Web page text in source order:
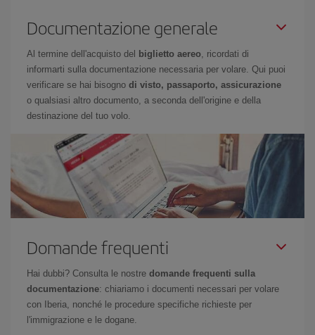
Documentazione generale
Al termine dell'acquisto del biglietto aereo, ricordati di
informarti sulla documentazione necessaria per volare. Qui puoi
verificare se hai bisogno di visto, passaporto, assicurazione
o qualsiasi altro documento, a seconda dell'origine e della
destinazione del tuo volo.
Domande frequenti
Hai dubbi? Consulta le nostre domande frequenti sulla
documentazione: chiariamo i documenti necessari per volare
con Iberia, nonché le procedure specifiche richieste per
l'immigrazione e le dogane.